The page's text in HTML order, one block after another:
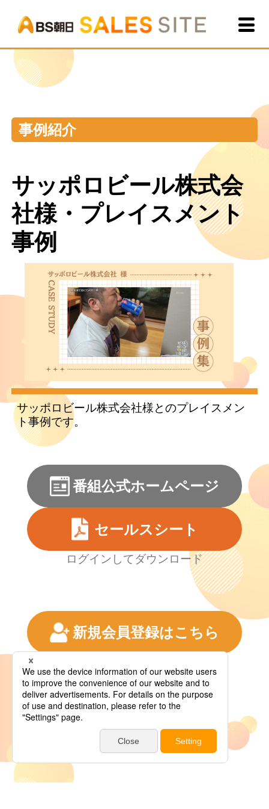
BS
事例紹介
サッポロビール株式会
社様・プレイスメント
事例
サッポロビール株式会社様とのプレイスメン
ト事例です。
番組公式ホームページ
セールスシート
ログインしてダウンロード
新規会員登録はこちら